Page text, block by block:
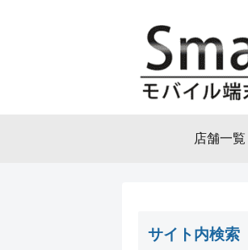
店舗一覧
サイト内検索